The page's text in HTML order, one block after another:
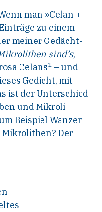
man »Celan +
zu einem
meiner Gedächt-
sind’s,
Celans1 – und
Gedicht, mit
ist der Unterschied
und Mikroli-
Beispiel Wanzen
Mikrolithen? Der